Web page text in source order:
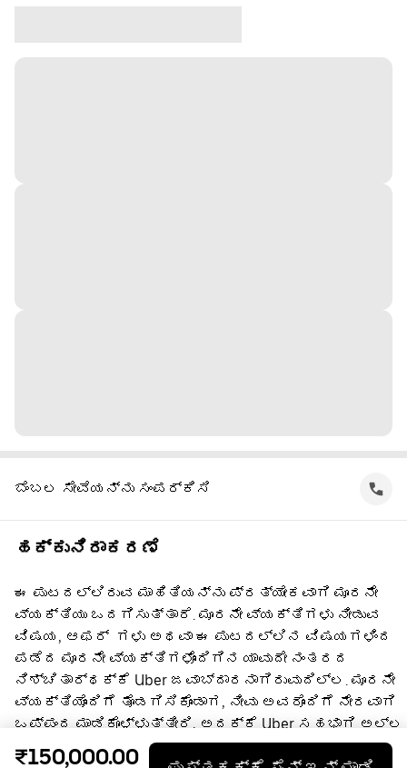
ಬೆಂಬಲ ಸೇವೆಯನ್ನು ಸಂಪರ್ಕಿಸಿ
ಹಕ್ಕುನಿರಾಕರಣೆ
ಈ ಪುಟದಲ್ಲಿರುವ ಮಾಹಿತಿಯನ್ನು ಪ್ರತ್ಯೇಕವಾಗಿ ಮೂರನೇ
ವ್ಯಕ್ತಿಯು ಒದಗಿಸುತ್ತಾರೆ. ಮೂರನೇ ವ್ಯಕ್ತಿಗಳು ನೀಡುವ
ವಿಷಯ, ಆಫರ್ ‌ ಗಳು ಅಥವಾ ಈ ಪುಟದಲ್ಲಿನ ವಿಷಯಗಳಿಂದ
ಪಡೆದ ಮೂರನೇ ವ್ಯಕ್ತಿಗಳೊಂದಿಗಿನ ಯಾವುದೇ ನಂತರದ
ನಿಶ್ಚಿತಾರ್ಥಕ್ಕೆ Uber ಜವಾಬ್ದಾರನಾಗಿರುವುದಿಲ್ಲ. ಮೂರನೇ
ವ್ಯಕ್ತಿಯೊಂದಿಗೆ ತೊಡಗಿಸಿಕೊಂಡಾಗ, ನೀವು ಅವರೊಂದಿಗೆ ನೇರವಾಗಿ
ಒಪ್ಪಂದ ಮಾಡಿಕೊಳ್ಳುತ್ತೀರಿ, ಅದಕ್ಕೆ Uber ಸಹಭಾಗಿ ಅಲ್ಲ.
ಪ್ರಶ್ನೆಗಳಿಗೆ, ದಯವಿಟ್ಟು ನೇರವಾಗಿ ಮೂರನೇ
₹150,000.00